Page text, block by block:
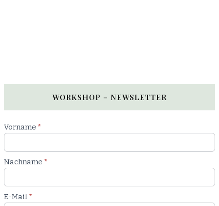
WORKSHOP – NEWSLETTER
Newsletter
Workshop
Vorname *
Nachname *
E-Mail *